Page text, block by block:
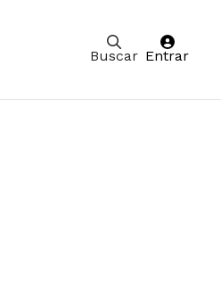
Buscar Entrar